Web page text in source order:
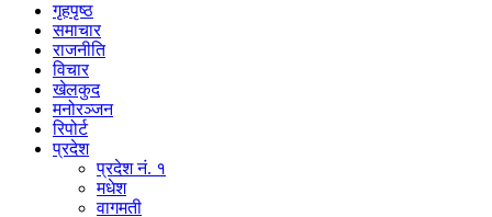
गृहपृष्ठ
समाचार
राजनीति
विचार
खेलकुद
मनोरञ्जन
रिपोर्ट
प्रदेश
प्रदेश नं. १
मधेश
वागमती